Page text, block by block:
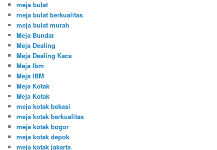
meja bulat
meja bulat berkualitas
meja bulat murah
Meja Bundar
Meja Dealing
Meja Dealing Kaca
Meja Ibm
Meja IBM
Meja Kotak
Meja Kotak
meja kotak bekasi
meja kotak berkualitas
meja kotak bogor
meja kotak depok
meja kotak jakarta